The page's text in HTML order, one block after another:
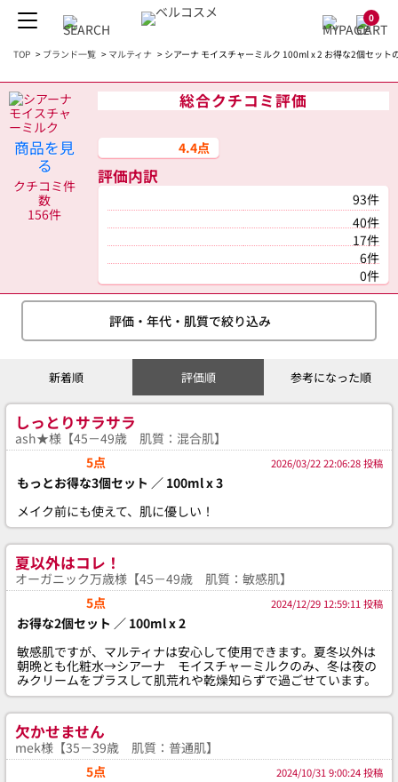
0
TOP > ブランド一覧 > マルティナ > シアーナ モイスチャーミルク 100ml x 2 お得な2個セット
商品を見
る
クチコミ件
数
156件
総合クチコミ評価
4.4点
評価内訳
93件
40件
17件
6件
0件
評価・年代・肌質で絞り込み
新着順 評価順 参考になった順
しっとりサラサラ
ash★様【45－49歳 肌質：混合肌】
5点
2026/03/22 22:06:28 投稿
もっとお得な3個セット ／ 100ml x 3
メイク前にも使えて、肌に優しい！
夏以外はコレ！
オーガニック万歳様【45－49歳 肌質：敏感肌】
5点
2024/12/29 12:59:11 投稿
お得な2個セット ／ 100ml x 2
敏感肌ですが、マルティナは安心して使用できます。夏冬以外は
朝晩とも化粧水→シアーナ モイスチャーミルクのみ、冬は夜の
みクリームをプラスして肌荒れや乾燥知らずで過ごせています。
欠かせません
mek様【35－39歳 肌質：普通肌】
5点
2024/10/31 9:00:24 投稿